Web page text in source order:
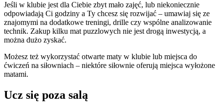
Jeśli w klubie jest dla Ciebie zbyt mało zajęć, lub niekoniecznie
odpowiadają Ci godziny a Ty chcesz się rozwijać – umawiaj się ze
znajomymi na dodatkowe treningi, drille czy wspólne analizowanie
technik. Zakup kilku mat puzzlowych nie jest drogą inwestycją, a
można dużo zyskać.
Możesz też wykorzystać otwarte maty w klubie lub miejsca do
ćwiczeń na siłowniach – niektóre siłownie oferują miejsca wyłożone
matami.
Ucz się poza salą